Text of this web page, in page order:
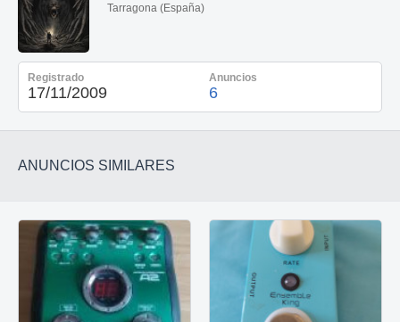
Tarragona (España)
Registrado
17/11/2009
Anuncios
6
ANUNCIOS SIMILARES